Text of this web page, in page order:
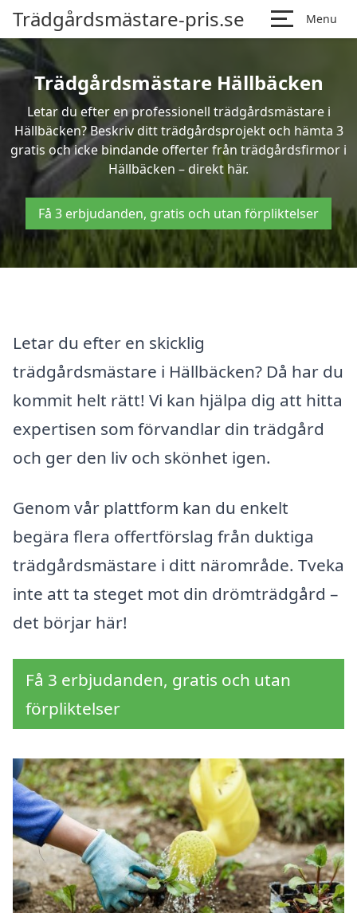
Trädgårdsmästare-pris.se Menu
Trädgårdsmästare Hällbäcken
Letar du efter en professionell trädgårdsmästare i
Hällbäcken? Beskriv ditt trädgårdsprojekt och hämta 3
gratis och icke bindande offerter från trädgårdsfirmor i
Hällbäcken – direkt här.
Få 3 erbjudanden, gratis och utan förpliktelser
Letar du efter en skicklig
trädgårdsmästare i Hällbäcken? Då har du
kommit helt rätt! Vi kan hjälpa dig att hitta
expertisen som förvandlar din trädgård
och ger den liv och skönhet igen.
Genom vår plattform kan du enkelt
begära flera offertförslag från duktiga
trädgårdsmästare i ditt närområde. Tveka
inte att ta steget mot din drömträdgård –
det börjar här!
Få 3 erbjudanden, gratis och utan
förpliktelser